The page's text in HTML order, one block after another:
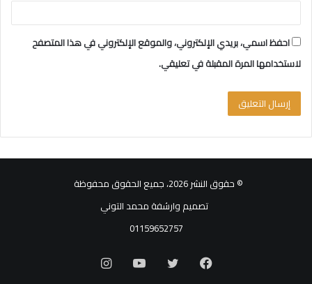
احفظ اسمي، بريدي الإلكتروني، والموقع الإلكتروني في هذا المتصفح
لاستخدامها المرة المقبلة في تعليقي.
© حقوق النشر 2026، جميع الحقوق محفوظة
تصميم وارشفة محمد التوني
01159652757
فيسبوك يوتيوبانستقرام